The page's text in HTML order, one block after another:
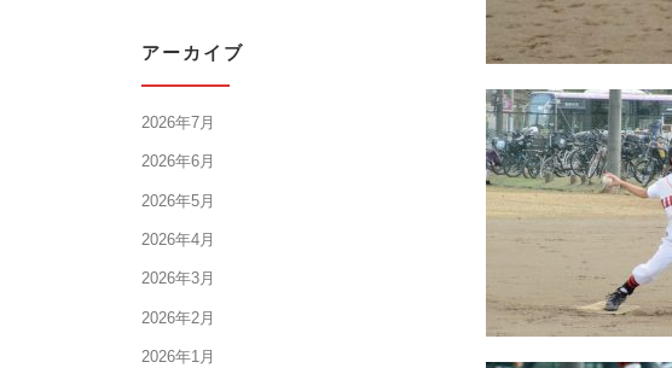
アーカイブ
2026年7月
2026年6月
2026年5月
2026年4月
2026年3月
2026年2月
2026年1月